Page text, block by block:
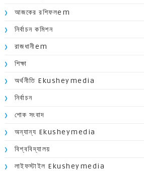
আজকের রশিফলem
নির্বাচন কমিশন
রাজধানীem
শিক্ষা
অর্থনীতি Ekusheymedia
নির্বাচন
শোক সংবাদ
অন্যান্য Ekusheymedia
বিশ্ববিদ্যালয়
লাইফস্টাইল Ekusheymedia